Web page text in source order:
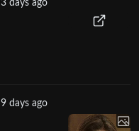
3 days ago
9 days ago